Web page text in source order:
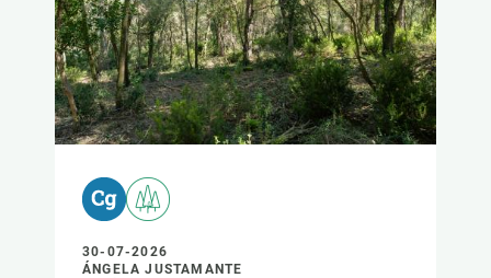
30-07-2026
ÁNGELA JUSTAMANTE